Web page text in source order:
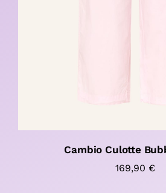
Cambio Culotte
169,90 €